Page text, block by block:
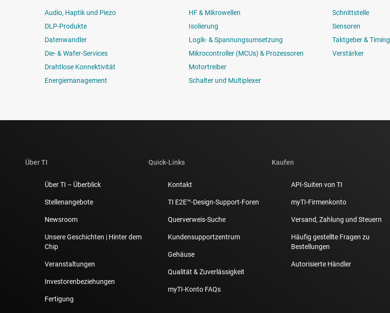
Audio, Haptik und Piezo
DLP-Produkte
Datenwandler
Die- & Wafer-Services
Drahtlose Konnektivität
Energiemanagement
HF & Mikrowellen
Isolierung
Logik- & Spannungsumsetzung
Mikrocontroller (MCUs) & Prozessoren
Motortreiber
Schalter und Multiplexer
Schnittstelle
Sensoren
Taktgeber & Timing
Verstärker
Über TI
Über TI – Überblick
Stellenangebote
Newsroom
Unsere Geschichten | Hinter dem
Chip
Veranstaltungen
Investorenbeziehungen
Fertigung
Quick-Links
Kontakt
TI E2E™-Design-Support-Foren
Querverweis-Suche
Kundensupportzentrum
Gehäuse
Qualität & Zuverlässigkeit
myTI-Konto FAQs
Kaufen
API-Suiten von TI
myTI-Firmenkonto
Versand, Zahlung und Steuern
Häufig gestellte Fragen zu
Bestellungen
Autorisierte Händler